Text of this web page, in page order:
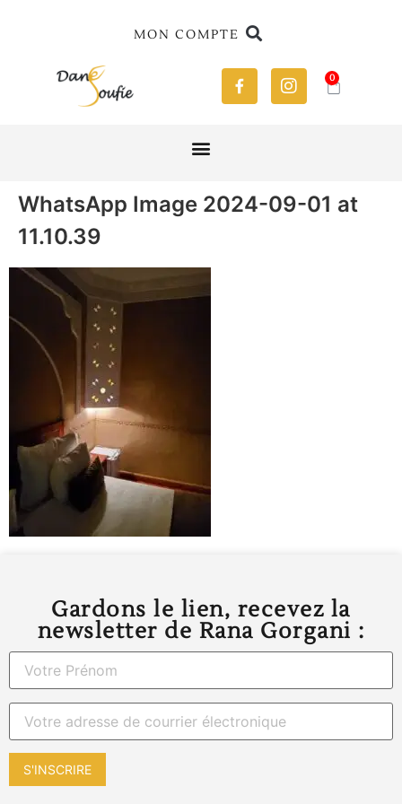
MON COMPTE
0
WhatsApp Image 2024-09-01 at
11.10.39
Gardons le lien, recevez la
newsletter de Rana Gorgani :